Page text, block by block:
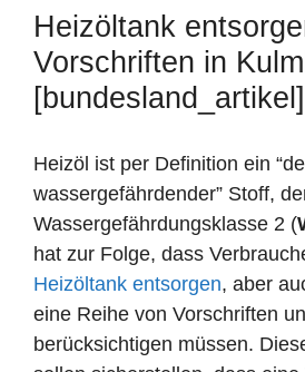
Heizöltank
Vorschriften in
[bundesland_artikel]
Heizöl ist per Definition ein
wassergefährdender” Stoff,
Wassergefährdungsklasse 2 (
hat zur Folge, dass
Heizöltank entsorgen, aber
eine Reihe von Vorschriften
berücksichtigen müssen.